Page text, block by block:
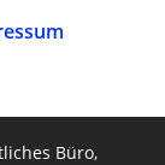
Büro,